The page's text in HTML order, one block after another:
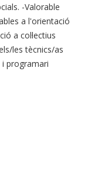
-Valorable
a l'orientació
a col·lectius
les tècnics/as
programari